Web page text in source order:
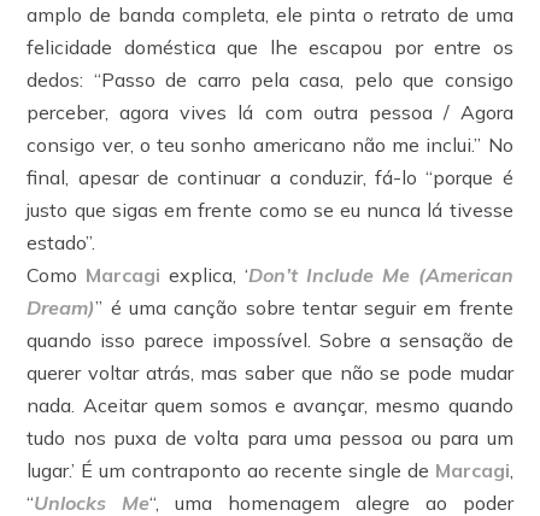
amplo de banda completa, ele pinta o retrato de uma
felicidade doméstica que lhe escapou por entre os
dedos: “Passo de carro pela casa, pelo que consigo
perceber, agora vives lá com outra pessoa / Agora
consigo ver, o teu sonho americano não me inclui.” No
final, apesar de continuar a conduzir, fá-lo “porque é
justo que sigas em frente como se eu nunca lá tivesse
estado”.
Como Marcagi explica, ‘Don’t Include Me (American
Dream)” é uma canção sobre tentar seguir em frente
quando isso parece impossível. Sobre a sensação de
querer voltar atrás, mas saber que não se pode mudar
nada. Aceitar quem somos e avançar, mesmo quando
tudo nos puxa de volta para uma pessoa ou para um
lugar.’ É um contraponto ao recente single de Marcagi
“Unlocks Me“, uma homenagem alegre ao poder